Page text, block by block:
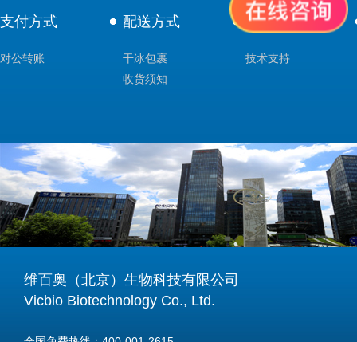
支付方式
对公转账
配送方式
干冰包裹
收货须知
售后服务
技术支持
维百奥（北京）生物科技有限公司
Vicbio Biotechnology Co., Ltd.